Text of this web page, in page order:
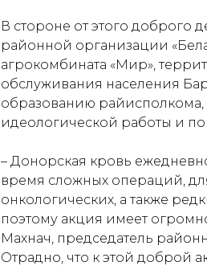
В стороне от этого доброго
районной организации
агрокомбината «Мир»,
обслуживания населения
образованию райисполкома,
идеологической работы и
– Донорская кровь
время сложных операций,
онкологических, а также
поэтому акция имеет
Махнач, председатель
Отрадно, что к этой доброй